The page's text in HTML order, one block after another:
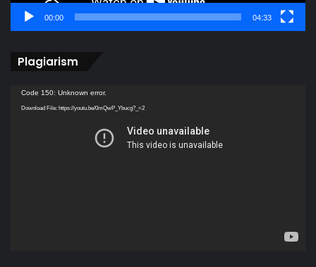
00:00 04:33
Plagiarism
Video
Player
Code 150: Unknown error.
Download File: https://youtu.be/0mQwP_Ybucg?_=2